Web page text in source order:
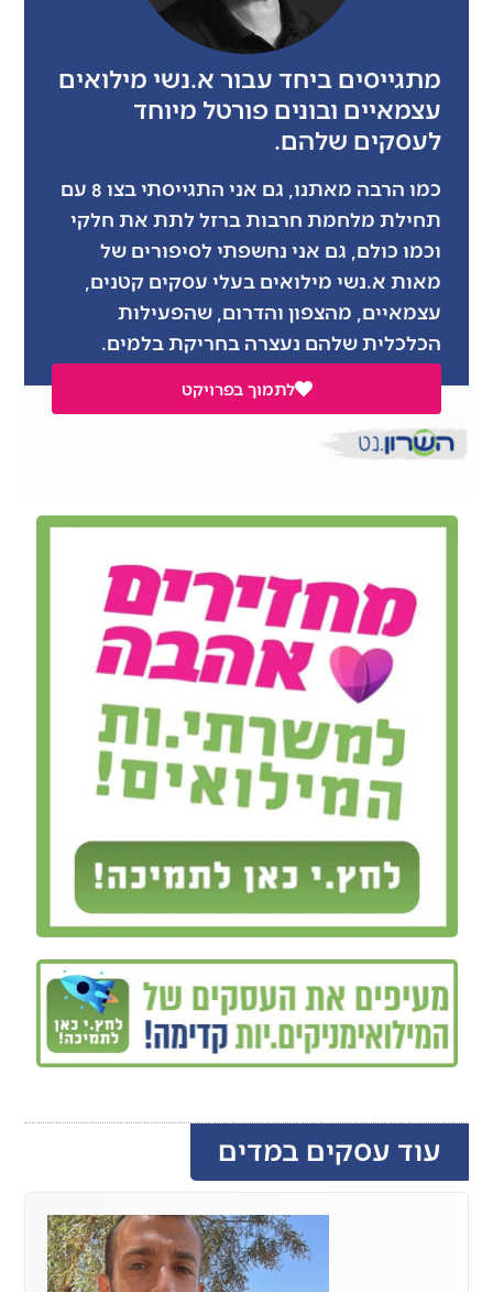
מתגייסים ביחד עבור א.נשי מילואים
עצמאיים ובונים פורטל מיוחד
לעסקים שלהם.
כמו הרבה מאתנו, גם אני התגייסתי בצו 8 עם
תחילת מלחמת חרבות ברזל לתת את חלקי
וכמו כולם, גם אני נחשפתי לסיפורים של
מאות א.נשי מילואים בעלי עסקים קטנים,
עצמאיים, מהצפון והדרום, שהפעילות
הכלכלית שלהם נעצרה בחריקת בלמים.
לתמוך בפרויקט
עוד עסקים במדים